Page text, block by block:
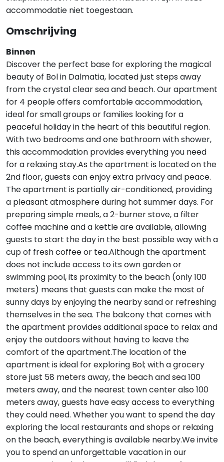
accommodatie niet toegestaan.
Omschrijving
Binnen
Discover the perfect base for exploring the magical
beauty of Bol in Dalmatia, located just steps away
from the crystal clear sea and beach. Our apartment
for 4 people offers comfortable accommodation,
ideal for small groups or families looking for a
peaceful holiday in the heart of this beautiful region.
With two bedrooms and one bathroom with shower,
this accommodation provides everything you need
for a relaxing stay.As the apartment is located on the
2nd floor, guests can enjoy extra privacy and peace.
The apartment is partially air-conditioned, providing
a pleasant atmosphere during hot summer days. For
preparing simple meals, a 2-burner stove, a filter
coffee machine and a kettle are available, allowing
guests to start the day in the best possible way with a
cup of fresh coffee or tea.Although the apartment
does not include access to its own garden or
swimming pool, its proximity to the beach (only 100
meters) means that guests can make the most of
sunny days by enjoying the nearby sand or refreshing
themselves in the sea. The balcony that comes with
the apartment provides additional space to relax and
enjoy the outdoors without having to leave the
comfort of the apartment.The location of the
apartment is ideal for exploring Bol; with a grocery
store just 58 meters away, the beach and sea 100
meters away, and the nearest town center also 100
meters away, guests have easy access to everything
they could need. Whether you want to spend the day
exploring the local restaurants and shops or relaxing
on the beach, everything is available nearby.We invite
you to spend an unforgettable vacation in our